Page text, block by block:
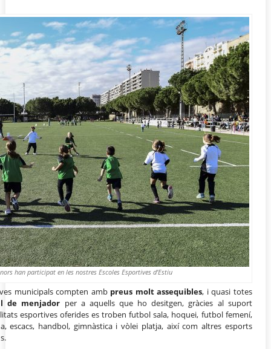
han participat en les nostres Escoles Esportives d’Estiu
municipals compten amb preus molt assequibles, i quasi totes
de menjador per a aquells que ho desitgen, gràcies al suport
esportives oferides es troben futbol sala, hoquei, futbol femení,
escacs, handbol, gimnàstica i vòlei platja, així com altres esports